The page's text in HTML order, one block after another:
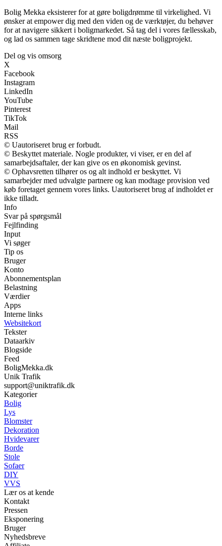
Bolig Mekka eksisterer for at gøre boligdrømme til virkelighed. Vi
ønsker at empower dig med den viden og de værktøjer, du behøver
for at navigere sikkert i boligmarkedet. Så tag del i vores fællesskab,
og lad os sammen tage skridtene mod dit næste boligprojekt.
Del og vis omsorg
X
Facebook
Instagram
LinkedIn
YouTube
Pinterest
TikTok
Mail
RSS
© Uautoriseret brug er forbudt.
© Beskyttet materiale. Nogle produkter, vi viser, er en del af
samarbejdsaftaler, der kan give os en økonomisk gevinst.
© Ophavsretten tilhører os og alt indhold er beskyttet. Vi
samarbejder med udvalgte partnere og kan modtage provision ved
køb foretaget gennem vores links. Uautoriseret brug af indholdet er
ikke tilladt.
Info
Svar på spørgsmål
Fejlfinding
Input
Vi søger
Tip os
Bruger
Konto
Abonnementsplan
Belastning
Værdier
Apps
Interne links
Websitekort
Tekster
Dataarkiv
Blogside
Feed
BoligMekka.dk
Unik Trafik
support@uniktrafik.dk
Kategorier
Bolig
Lys
Blomster
Dekoration
Hvidevarer
Borde
Stole
Sofaer
DIY
VVS
Lær os at kende
Kontakt
Pressen
Eksponering
Bruger
Nyhedsbreve